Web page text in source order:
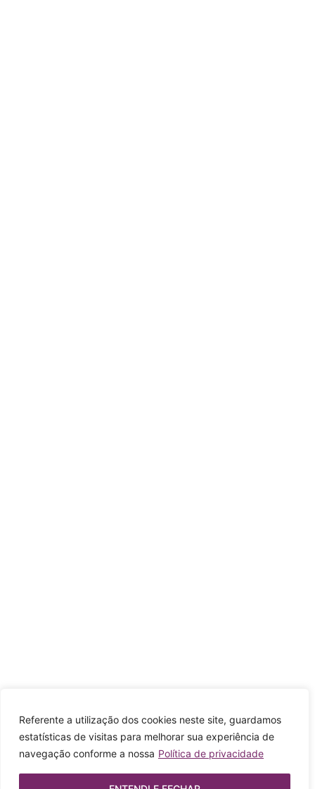
Referente a utilização dos cookies neste site, guardamos
estatísticas de visitas para melhorar sua experiência de
navegação conforme a nossa Política de privacidade